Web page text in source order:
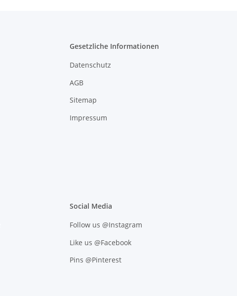
Gesetzliche Informationen
Datenschutz
AGB
Sitemap
Impressum
Social Media
Follow us @Instagram
Like us @Facebook
Pins @Pinterest